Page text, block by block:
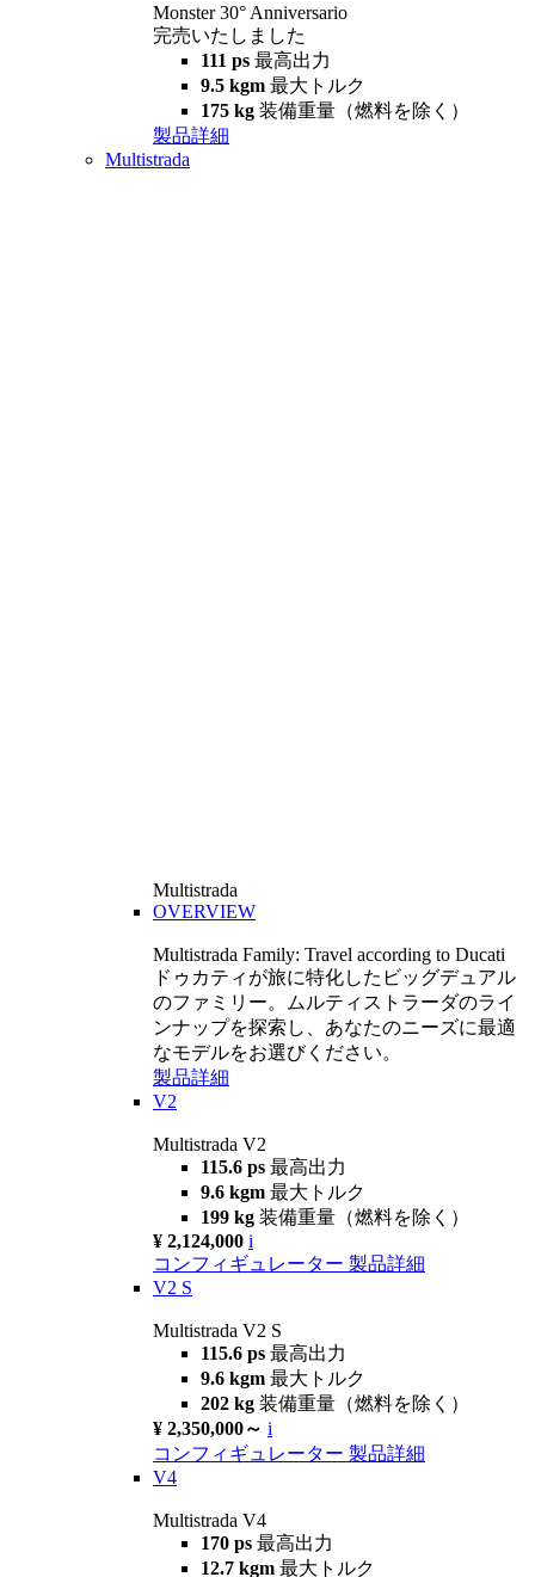
Monster 30° Anniversario
完売いたしました
111 ps 最高出力
9.5 kgm 最大トルク
175 kg 装備重量（燃料を除く）
製品詳細
Multistrada
Multistrada
OVERVIEW
Multistrada Family: Travel according to Ducati
ドゥカティが旅に特化したビッグデュアル
のファミリー。ムルティストラーダのライ
ンナップを探索し、あなたのニーズに最適
なモデルをお選びください。
製品詳細
V2
Multistrada V2
115.6 ps 最高出力
9.6 kgm 最大トルク
199 kg 装備重量（燃料を除く）
¥ 2,124,000 i
コンフィギュレーター 製品詳細
V2 S
Multistrada V2 S
115.6 ps 最高出力
9.6 kgm 最大トルク
202 kg 装備重量（燃料を除く）
¥ 2,350,000～ i
コンフィギュレーター 製品詳細
V4
Multistrada V4
170 ps 最高出力
12.7 kgm 最大トルク